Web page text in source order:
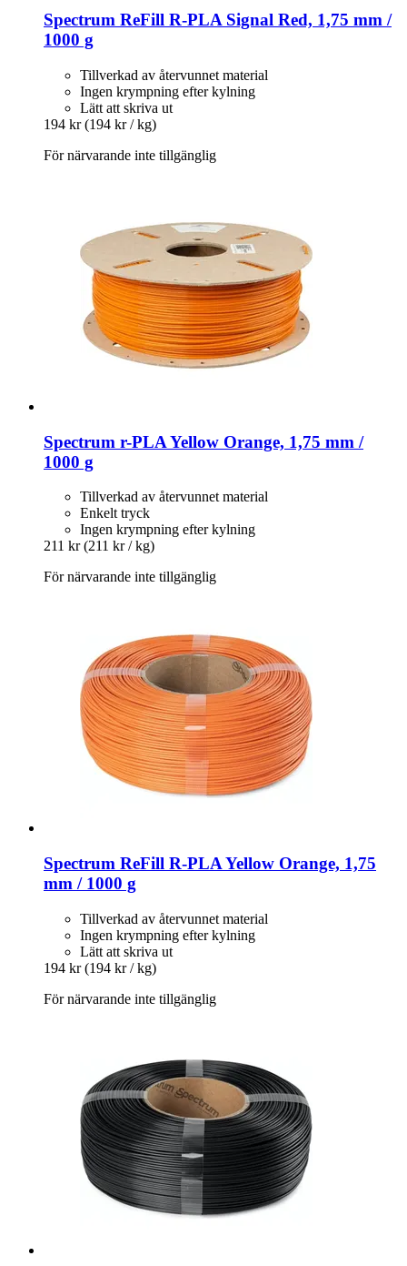
Spectrum ReFill R-​PLA Signal Red, 1,75 mm /
1000 g
Tillverkad av återvunnet material
Ingen krympning efter kylning
Lätt att skriva ut
194 kr (194 kr / kg)
För närvarande inte tillgänglig
Spectrum r-​PLA Yellow Orange, 1,75 mm /
1000 g
Tillverkad av återvunnet material
Enkelt tryck
Ingen krympning efter kylning
211 kr (211 kr / kg)
För närvarande inte tillgänglig
Spectrum ReFill R-​PLA Yellow Orange, 1,75
mm / 1000 g
Tillverkad av återvunnet material
Ingen krympning efter kylning
Lätt att skriva ut
194 kr (194 kr / kg)
För närvarande inte tillgänglig